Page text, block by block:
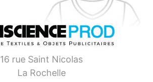
16 rue Saint Nicolas
La Rochelle